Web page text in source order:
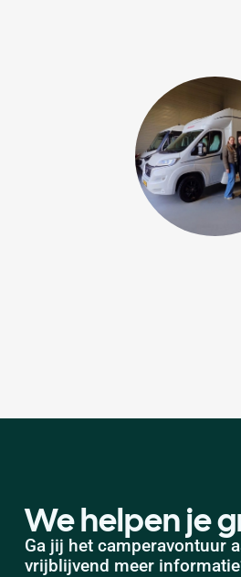
We helpen je
Ga jij het camperavontuur
vrijblijvend meer